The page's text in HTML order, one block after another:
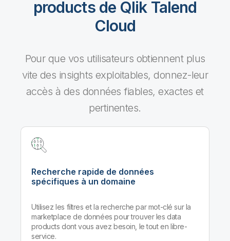
products de Qlik Talend
Cloud
Pour que vos utilisateurs obtiennent plus
vite des insights exploitables, donnez-leur
accès à des données fiables, exactes et
pertinentes.
Recherche rapide de données
spécifiques à un domaine
Utilisez les filtres et la recherche par mot-clé sur la
marketplace de données pour trouver les data
products dont vous avez besoin, le tout en libre-
service.